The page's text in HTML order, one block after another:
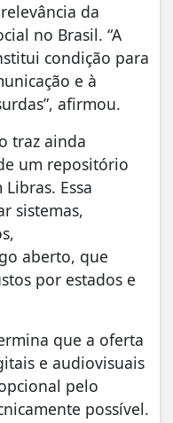
da
no Brasil. “A
condição para
e à
afirmou.
traz ainda
um repositório
Essa
sistemas,
aberto, que
por estados e
que a oferta
e audiovisuais
pelo
possível.